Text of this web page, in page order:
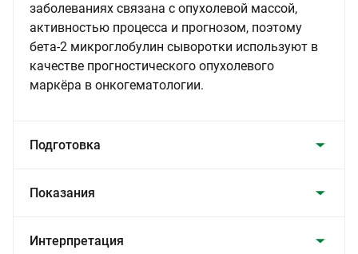
заболеваниях связана с опухолевой массой,
активностью процесса и прогнозом, поэтому
бета-2 микроглобулин сыворотки используют в
качестве прогностического опухолевого
маркёра в онкогематологии.
Подготовка
Показания
Интерпретация